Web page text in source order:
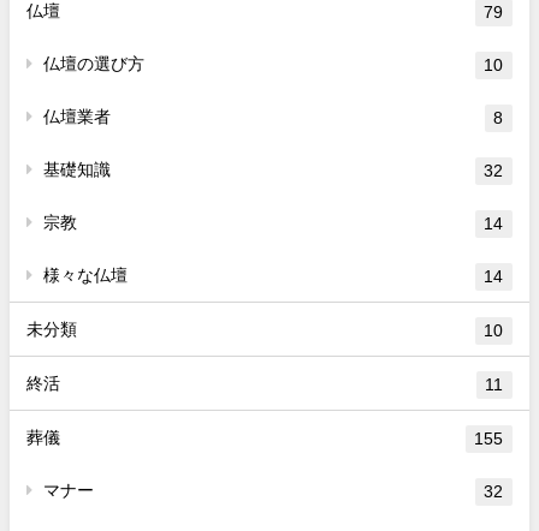
仏壇 79
仏壇の選び方 10
仏壇業者 8
基礎知識 32
宗教 14
様々な仏壇 14
未分類 10
終活 11
葬儀 155
マナー 32